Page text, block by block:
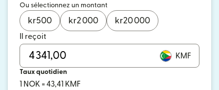
Ou sélectionnez un montant
kr500 kr2 000 kr20 000
Il reçoit
KMF
Taux quotidien
1 NOK = 43,41 KMF